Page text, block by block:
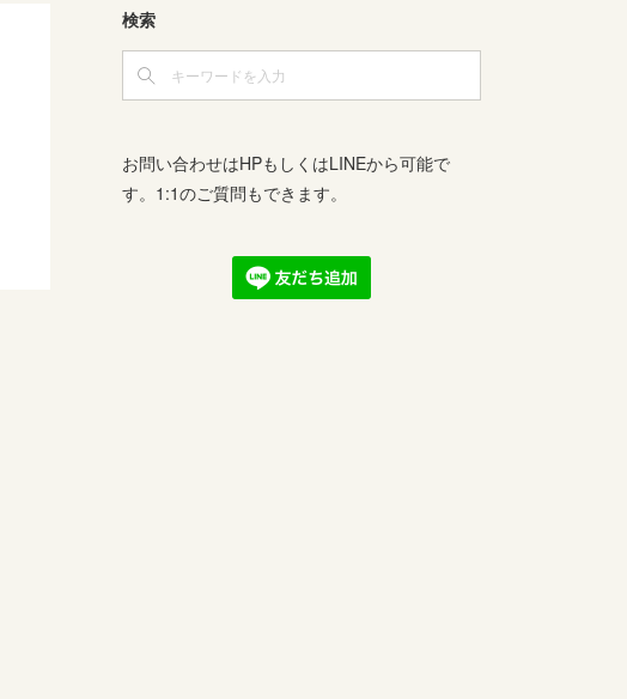
検索
お問い合わせはHPもしくはLINEから可能で
す。1:1のご質問もできます。